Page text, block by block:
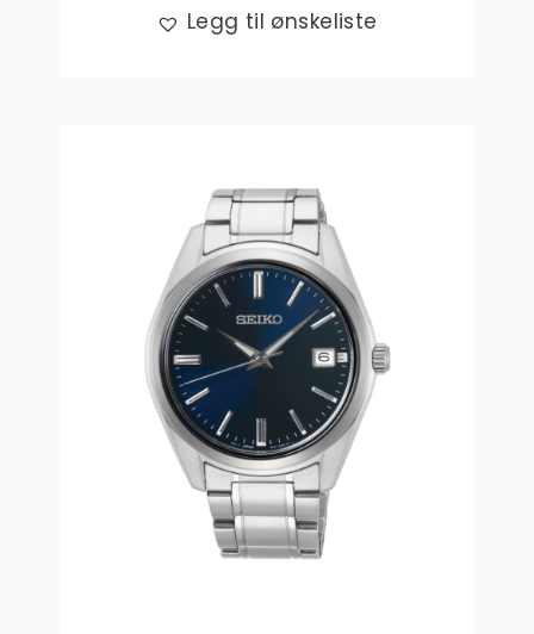
Legg til ønskeliste